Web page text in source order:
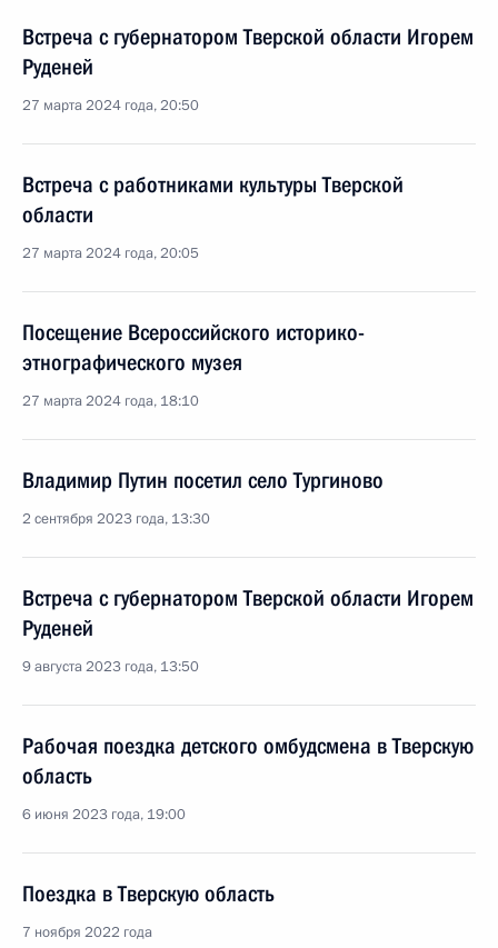
Встреча с губернатором Тверской области Игорем
Руденей
27 марта 2024 года, 20:50
Встреча с работниками культуры Тверской
области
27 марта 2024 года, 20:05
Посещение Всероссийского историко-
этнографического музея
27 марта 2024 года, 18:10
Владимир Путин посетил село Тургиново
2 сентября 2023 года, 13:30
Встреча с губернатором Тверской области Игорем
Руденей
9 августа 2023 года, 13:50
Рабочая поездка детского омбудсмена в Тверскую
область
6 июня 2023 года, 19:00
Поездка в Тверскую область
7 ноября 2022 года